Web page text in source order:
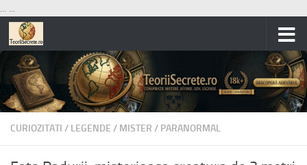
... ...
Skip to content
CURIOZITATI / LEGENDE / MISTER / PARANORMAL